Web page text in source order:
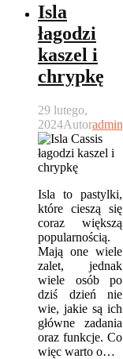
Isla
łagodzi
kaszel i
chrypkę
29 lutego,
2024Autoradmin
Isla to pastylki,
które cieszą się
coraz większą
popularnością.
Mają one wiele
zalet, jednak
wiele osób po
dziś dzień nie
wie, jakie są ich
główne zadania
oraz funkcje. Co
więc warto o…